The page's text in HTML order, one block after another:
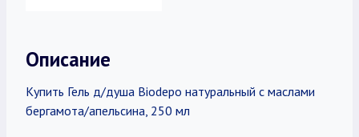
Описание
Купить Гель д/душа Biodepo натуральный с маслами
бергамота/апельсина, 250 мл